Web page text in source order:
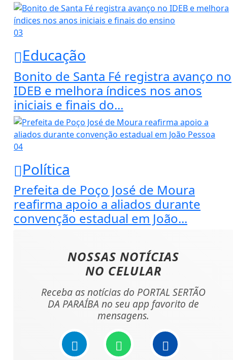
03
Educação
Bonito de Santa Fé registra avanço no
IDEB e melhora índices nos anos
iniciais e finais do...
04
Política
Prefeita de Poço José de Moura
reafirma apoio a aliados durante
convenção estadual em João...
NOSSAS NOTÍCIAS
NO CELULAR
Receba as notícias do PORTAL SERTÃO
DA PARAÍBA no seu app favorito de
mensagens.